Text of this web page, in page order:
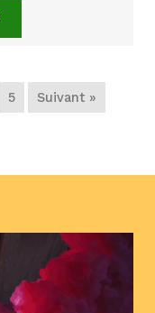
5 Suivant »